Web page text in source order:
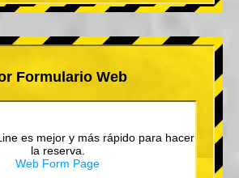
Formulario Web
es mejor y más rápido para hacer
la reserva.
Web Form Page